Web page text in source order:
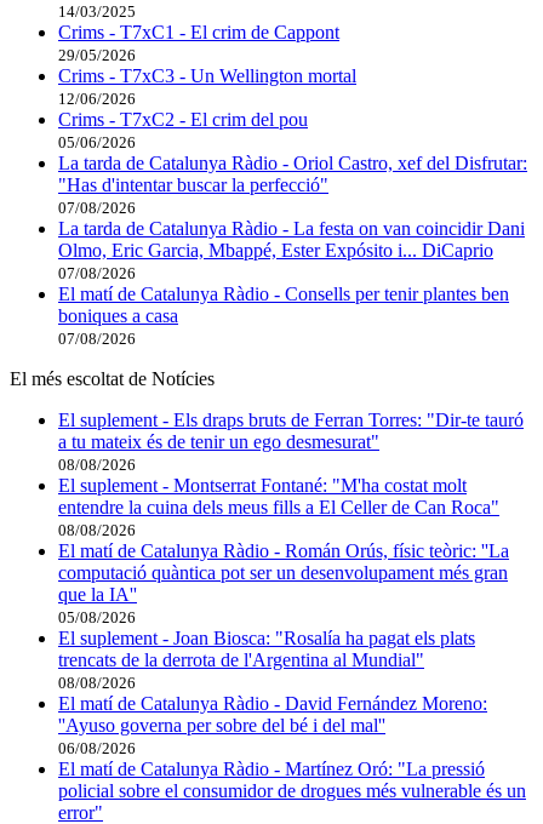
14/03/2025
Crims - T7xC1 - El crim de Cappont
29/05/2026
Crims - T7xC3 - Un Wellington mortal
12/06/2026
Crims - T7xC2 - El crim del pou
05/06/2026
La tarda de Catalunya Ràdio - Oriol Castro, xef del Disfrutar:
"Has d'intentar buscar la perfecció"
07/08/2026
La tarda de Catalunya Ràdio - La festa on van coincidir Dani
Olmo, Eric Garcia, Mbappé, Ester Expósito i... DiCaprio
07/08/2026
El matí de Catalunya Ràdio - Consells per tenir plantes ben
boniques a casa
07/08/2026
El més escoltat de Notícies
El suplement - Els draps bruts de Ferran Torres: "Dir-te tauró
a tu mateix és de tenir un ego desmesurat"
08/08/2026
El suplement - Montserrat Fontané: "M'ha costat molt
entendre la cuina dels meus fills a El Celler de Can Roca"
08/08/2026
El matí de Catalunya Ràdio - Román Orús, físic teòric: ''La
computació quàntica pot ser un desenvolupament més gran
que la IA''
05/08/2026
El suplement - Joan Biosca: "Rosalía ha pagat els plats
trencats de la derrota de l'Argentina al Mundial"
08/08/2026
El matí de Catalunya Ràdio - David Fernández Moreno:
''Ayuso governa per sobre del bé i del mal''
06/08/2026
El matí de Catalunya Ràdio - Martínez Oró: "La pressió
policial sobre el consumidor de drogues més vulnerable és un
error"